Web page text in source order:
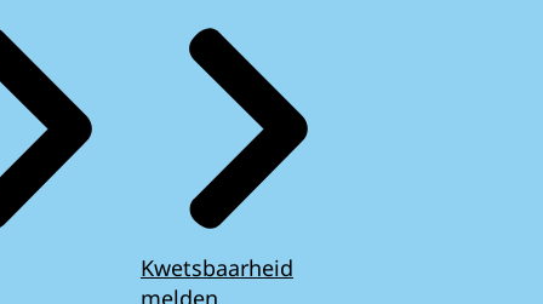
Kwetsbaarheid
melden